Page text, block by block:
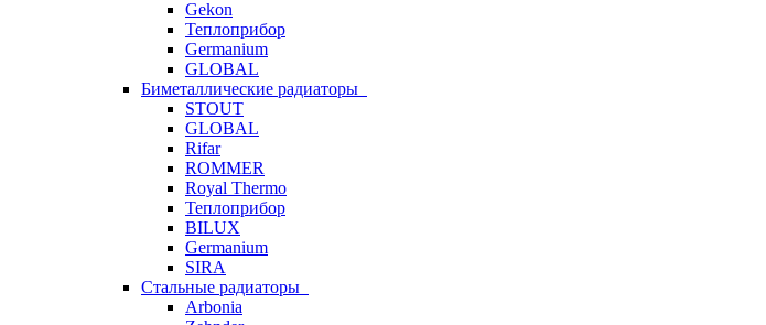
Gekon
Теплоприбор
Germanium
GLOBAL
Биметаллические радиаторы
STOUT
GLOBAL
Rifar
ROMMER
Royal Thermo
Теплоприбор
BILUX
Germanium
SIRA
Стальные радиаторы
Arbonia